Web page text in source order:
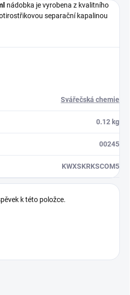
nádobka je vyrobena z kvalitního
separační kapalinou
Svářečská chemie
0.12 kg
00245
KWXSKRKSCOM5
k této položce.